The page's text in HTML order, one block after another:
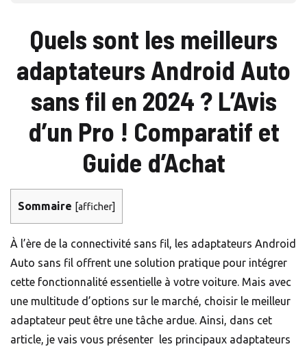
Quels sont les meilleurs
adaptateurs Android Auto
sans fil en 2024 ? L’Avis
d’un Pro ! Comparatif et
Guide d’Achat
Sommaire [afficher]
À l’ère de la connectivité sans fil, les adaptateurs Android
Auto sans fil offrent une solution pratique pour intégrer
cette fonctionnalité essentielle à votre voiture. Mais avec
une multitude d’options sur le marché, choisir le meilleur
adaptateur peut être une tâche ardue. Ainsi, dans cet
article, je vais vous présenter les principaux adaptateurs